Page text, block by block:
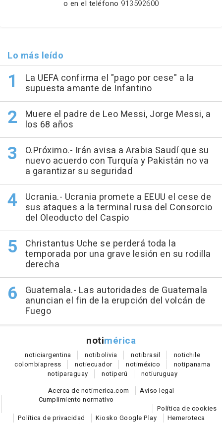
o en el teléfono 913592600
Lo más leído
La UEFA confirma el "pago por cese" a la
supuesta amante de Infantino
Muere el padre de Leo Messi, Jorge Messi, a
los 68 años
O.Próximo.- Irán avisa a Arabia Saudí que su
nuevo acuerdo con Turquía y Pakistán no va
a garantizar su seguridad
Ucrania.- Ucrania promete a EEUU el cese de
sus ataques a la terminal rusa del Consorcio
del Oleoducto del Caspio
Christantus Uche se perderá toda la
temporada por una grave lesión en su rodilla
derecha
Guatemala.- Las autoridades de Guatemala
anuncian el fin de la erupción del volcán de
Fuego
notimérica
noticiargentina notibolivia notibrasil notichile
colombiapress notiecuador notiméxico notipanama
notiparaguay notiperú notiuruguay
Acerca de notimerica.com
Aviso legal
Cumplimiento normativo
Política de cookies
Política de privacidad
Kiosko Google Play
Hemeroteca